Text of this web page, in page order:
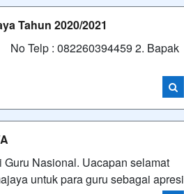
Tahun 2020/2021
Telp : 082260394459 2. Bapak
Nasional. Uacapan selamat
untuk para guru sebagai apresi